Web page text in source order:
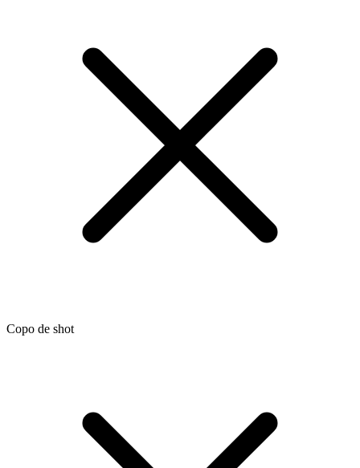
Copo de shot